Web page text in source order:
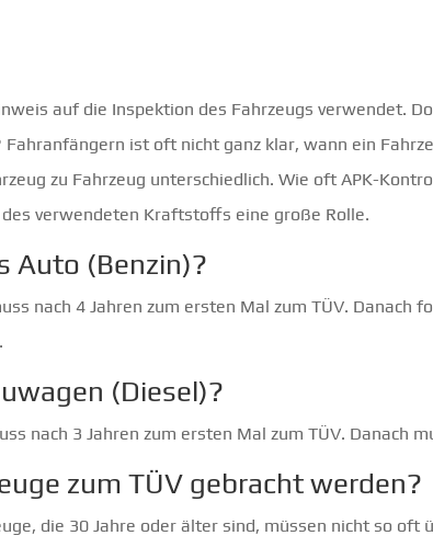
auf die Inspektion des Fahrzeugs verwendet.
ist oft nicht ganz klar, wann ein
zu Fahrzeug unterschiedlich. Wie oft APK-
verwendeten Kraftstoffs eine große Rolle.
Auto (Benzin)?
nach 4 Jahren zum ersten Mal zum TÜV. Danach
(Diesel)?
nach 3 Jahren zum ersten Mal zum TÜV. Danach
zum TÜV gebracht werden?
die 30 Jahre oder älter sind, müssen nicht so